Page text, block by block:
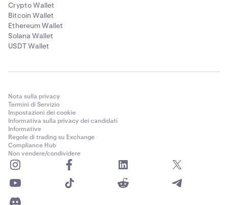
Crypto Wallet
Bitcoin Wallet
Ethereum Wallet
Solana Wallet
USDT Wallet
Nota sulla privacy
Termini di Servizio
Impostazioni dei cookie
Informativa sulla privacy dei candidati
Informative
Regole di trading su Exchange
Compliance Hub
Non vendere/condividere